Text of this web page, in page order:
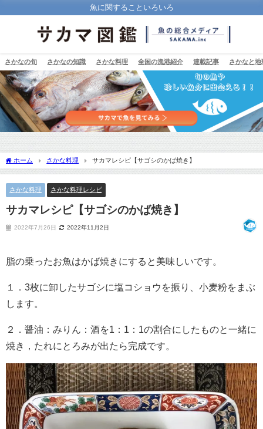
魚に関することいろいろ
さかなの旬 さかなの知識 さかな料理 全国の漁港紹介 連載記事 さかなと地
ホーム さかな料理 サカマレシピ【サゴシのかば焼き】
さかな料理 さかな料理レシピ
サカマレシピ【サゴシのかば焼き】
2022年7月26日 2022年11月2日
脂の乗ったお魚はかば焼きにすると美味しいです。
１．3枚に卸したサゴシに塩コショウを振り、小麦粉をまぶ
します。
２．醤油：みりん：酒を1：1：1の割合にしたものと一緒に
焼き，たれにとろみが出たら完成です。